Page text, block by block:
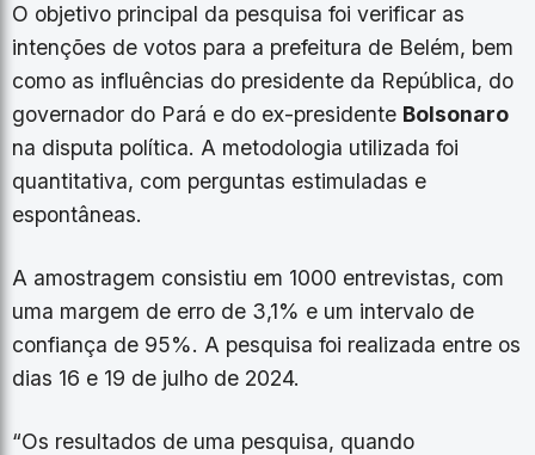
O objetivo principal da pesquisa foi verificar as
intenções de votos para a prefeitura de Belém, bem
como as influências do presidente da República, do
governador do Pará e do ex-presidente Bolsonaro
na disputa política. A metodologia utilizada foi
quantitativa, com perguntas estimuladas e
espontâneas.
A amostragem consistiu em 1000 entrevistas, com
uma margem de erro de 3,1% e um intervalo de
confiança de 95%. A pesquisa foi realizada entre os
dias 16 e 19 de julho de 2024.
“Os resultados de uma pesquisa, quando